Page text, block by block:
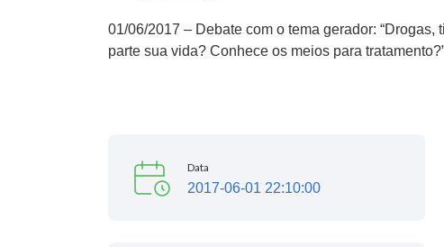
01/06/2017 – Debate com o tema gerador:
parte sua vida? Conhece os meios para
Data
2017-06-01 22:10:00